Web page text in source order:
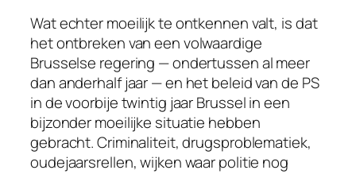
Wat echter moeilijk te ontkennen valt, is dat
het ontbreken van een volwaardige
Brusselse regering — ondertussen al meer
dan anderhalf jaar — en het beleid van de PS
in de voorbije twintig jaar Brussel in een
bijzonder moeilijke situatie hebben
gebracht. Criminaliteit, drugsproblematiek,
oudejaarsrellen, wijken waar politie nog